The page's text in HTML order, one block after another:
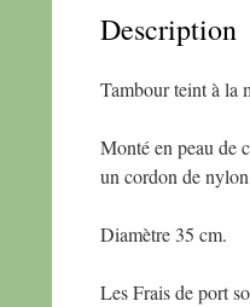
Description
Tambour teint à la
Monté en peau de
un cordon de
Diamètre 35 cm.
Les Frais de port